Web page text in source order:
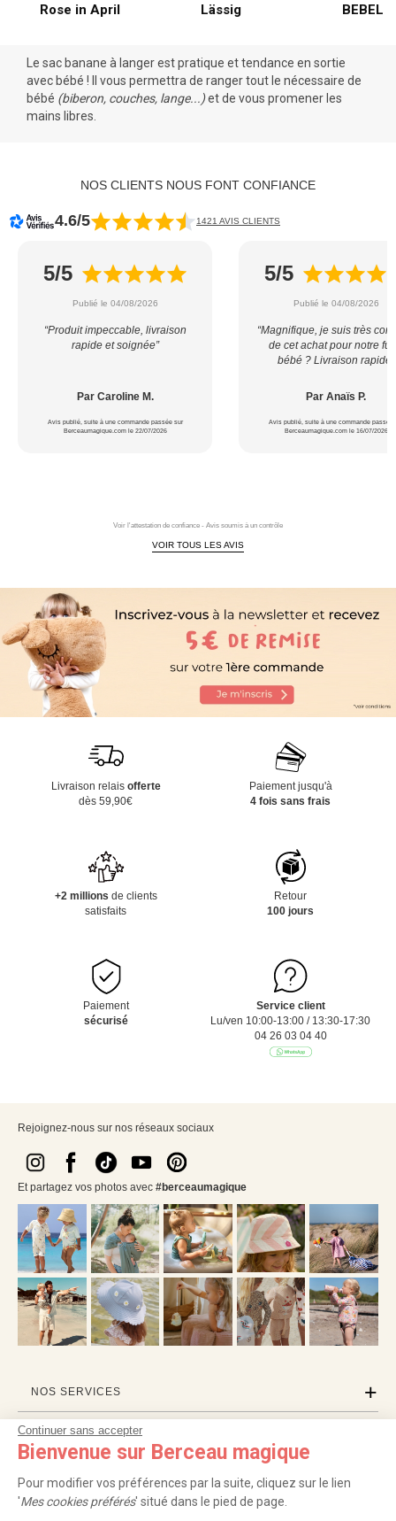
Continuer sans accepter
Bienvenue sur Berceau magique
Pour modifier vos préférences par la suite, cliquez sur le lien
'Mes cookies préférés' situé dans le pied de page.
Rose in April Lässig BEBEL
Le sac banane à langer est pratique et tendance en sortie
avec bébé ! Il vous permettra de ranger tout le nécessaire de
bébé (biberon, couches, lange...)et de vous promener les
mains libres.
NOS CLIENTS NOUS FONT CONFIANCE
4.6/5 1421 AVIS CLIENTS
5/5
Publié le 04/08/2026
“Produit impeccable, livraison
rapide et soignée”
Par Caroline M.
Avis publié, suite à une commande passée sur
Berceaumagique.com le 22/07/2026
5/5
Publié le 04/08/2026
“Magnifique, je suis très
de cet achat pour notre
bébé ? Livraison rapide”
Par Anaïs P.
Avis publié, suite à une commande passée
Berceaumagique.com le 16/07/2026
Voir l'attestation de confiance - Avis soumis à un contrôle
VOIR TOUS LES AVIS
Livraison relais offerte
dès 59,90€
Paiement jusqu'à
4 fois sans frais
+2 millions de clients
satisfaits
Retour
100 jours
Paiement
sécurisé
Service client
Lu/ven 10:00-13:00 / 13:30-17:30
04 26 03 04 40
Rejoignez-nous sur nos réseaux sociaux
Et partagez vos photos avec #berceaumagique
NOS SERVICES
INFORMATIONS
PROFESSIONNELS